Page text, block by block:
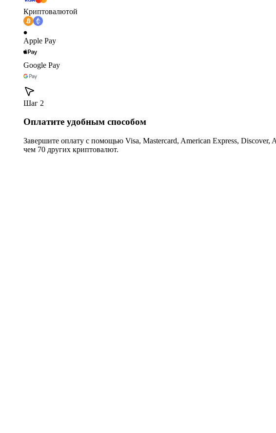
Криптовалютой
Apple Pay
Google Pay
Шаг 2
Оплатите удобным способом
Завершите оплату с помощью Visa, Mastercard, American Express,
чем 70 других криптовалют.